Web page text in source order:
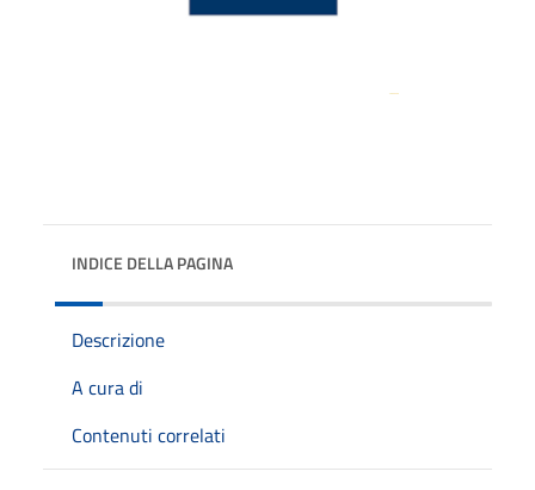
INDICE DELLA PAGINA
Descrizione
A cura di
Contenuti correlati